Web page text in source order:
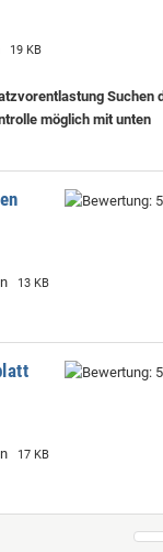
19 KB
Suchen
möglich mit unten
13 KB
17 KB